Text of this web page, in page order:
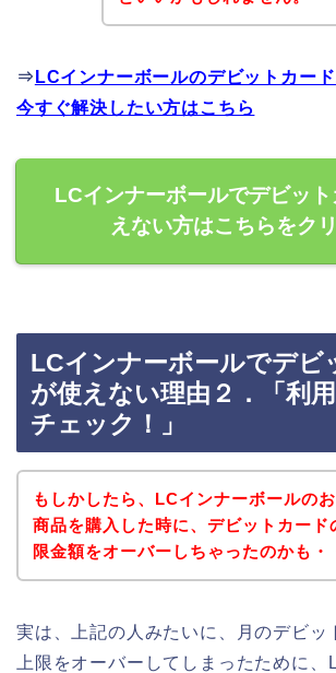
⇒ LCインナーボールのデビットカー
今すぐ解決したい方はこちら
LCインナーボールでデビッ
えない方はこちらをク
LCインナーボールでデビ
が使えない理由２．「利
チェック！」
もしかしたら、LCインナーボールの
商品を購入した時に、デビットカード
限金額をオーバーしちゃったのかも・
実は、上記の人みたいに、月のデビッ
上限をオーバーしてしまったために、